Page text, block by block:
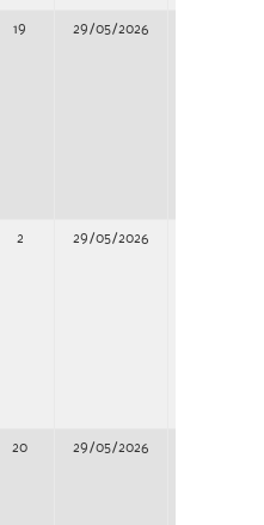
19 29/05/2026
2 29/05/2026
20 29/05/2026